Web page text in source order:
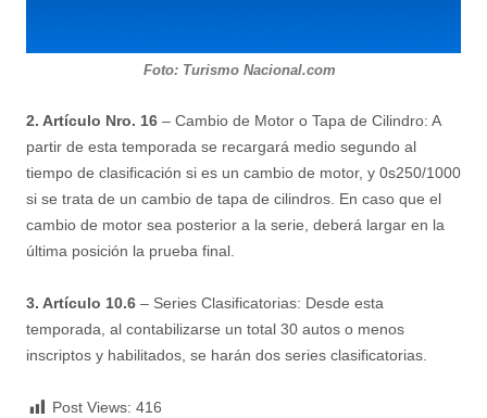
Foto: Turismo Nacional.com
2. Artículo Nro. 16 – Cambio de Motor o Tapa de Cilindro: A
partir de esta temporada se recargará medio segundo al
tiempo de clasificación si es un cambio de motor, y 0s250/1000
si se trata de un cambio de tapa de cilindros. En caso que el
cambio de motor sea posterior a la serie, deberá largar en la
última posición la prueba final.
3. Artículo 10.6 – Series Clasificatorias: Desde esta
temporada, al contabilizarse un total 30 autos o menos
inscriptos y habilitados, se harán dos series clasificatorias.
Post Views: 416